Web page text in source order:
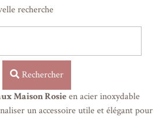
allient résistance, durabilité
personnalisée selon vos envies grâce à
recherche
Rechercher
Maison Rosieen acier inoxydable
un accessoire utile et élégant pour